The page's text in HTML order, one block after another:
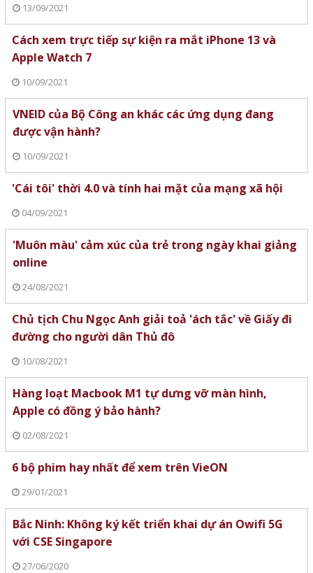
13/09/2021
Cách xem trực tiếp sự kiện ra mắt iPhone 13 và
Apple Watch 7
10/09/2021
VNEID của Bộ Công an khác các ứng dụng đang
được vận hành?
10/09/2021
'Cái tôi' thời 4.0 và tính hai mặt của mạng xã hội
04/09/2021
'Muôn màu' cảm xúc của trẻ trong ngày khai giảng
online
24/08/2021
Chủ tịch Chu Ngọc Anh giải toả 'ách tắc' về Giấy đi
đường cho người dân Thủ đô
10/08/2021
Hàng loạt Macbook M1 tự dưng vỡ màn hình,
Apple có đồng ý bảo hành?
02/08/2021
6 bộ phim hay nhất để xem trên VieON
29/01/2021
Bắc Ninh: Không ký kết triển khai dự án Owifi 5G
với CSE Singapore
27/06/2020